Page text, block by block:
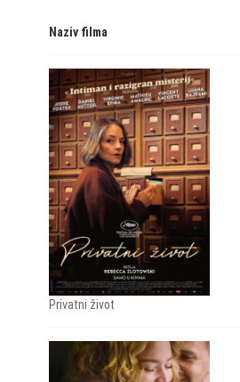
Naziv filma
Privatni život